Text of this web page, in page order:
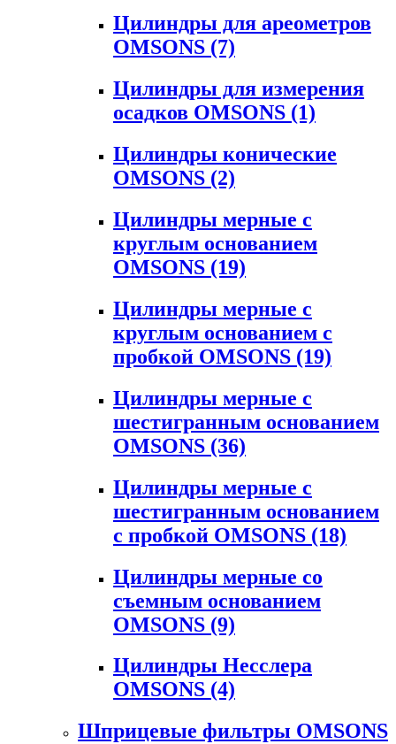
Цилиндры для ареометров
OMSONS (7)
Цилиндры для измерения
осадков OMSONS (1)
Цилиндры конические
OMSONS (2)
Цилиндры мерные с
круглым основанием
OMSONS (19)
Цилиндры мерные с
круглым основанием с
пробкой OMSONS (19)
Цилиндры мерные с
шестигранным основанием
OMSONS (36)
Цилиндры мерные с
шестигранным основанием
с пробкой OMSONS (18)
Цилиндры мерные со
съемным основанием
OMSONS (9)
Цилиндры Несслера
OMSONS (4)
Шприцевые фильтры OMSONS